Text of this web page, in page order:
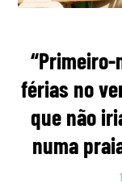
férias no
que não
numa